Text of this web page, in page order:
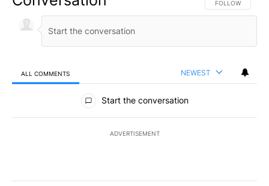
FOLLOW THIS
FOLLOW
ALL COMMENTS NEWEST
All Comments
Start the conversation
ADVERTISEMENT